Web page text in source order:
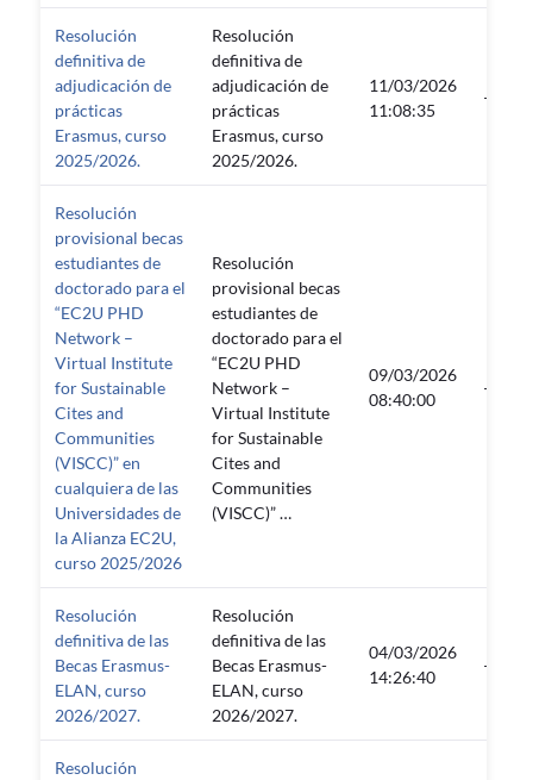
Resolución
definitiva de
adjudicación de
prácticas
Erasmus, curso
2025/2026.
Resolución
definitiva de
adjudicación de
prácticas
Erasmus, curso
2025/2026.
11/03/2026
11:08:35
—
Resolución
provisional becas
estudiantes de
doctorado para el
“EC2U PHD
Network –
Virtual Institute
for Sustainable
Cites and
Communities
(VISCC)” en
cualquiera de las
Universidades de
la Alianza EC2U,
curso 2025/2026
Resolución
provisional becas
estudiantes de
doctorado para el
“EC2U PHD
Network –
Virtual Institute
for Sustainable
Cites and
Communities
(VISCC)” …
09/03/2026
08:40:00
—
Resolución
definitiva de las
Becas Erasmus-
ELAN, curso
2026/2027.
Resolución
definitiva de las
Becas Erasmus-
ELAN, curso
2026/2027.
04/03/2026
14:26:40
—
Resolución